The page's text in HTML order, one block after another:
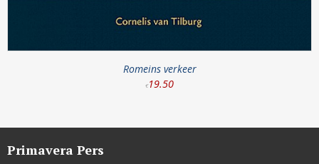
Romeins verkeer
€19.50
Primavera Pers